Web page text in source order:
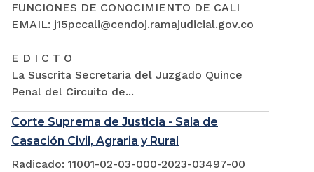
FUNCIONES DE CONOCIMIENTO DE CALI
EMAIL: j15pccali@cendoj.ramajudicial.gov.co
E D I C T O
La Suscrita Secretaria del Juzgado Quince
Penal del Circuito de...
Corte Suprema de Justicia - Sala de
Casación Civil, Agraria y Rural
Radicado: 11001-02-03-000-2023-03497-00